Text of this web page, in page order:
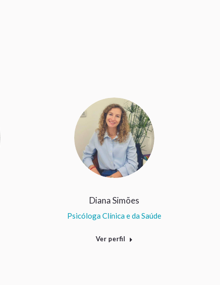
Diana Simões
Psicóloga Clínica e da Saúde
Ver perfil